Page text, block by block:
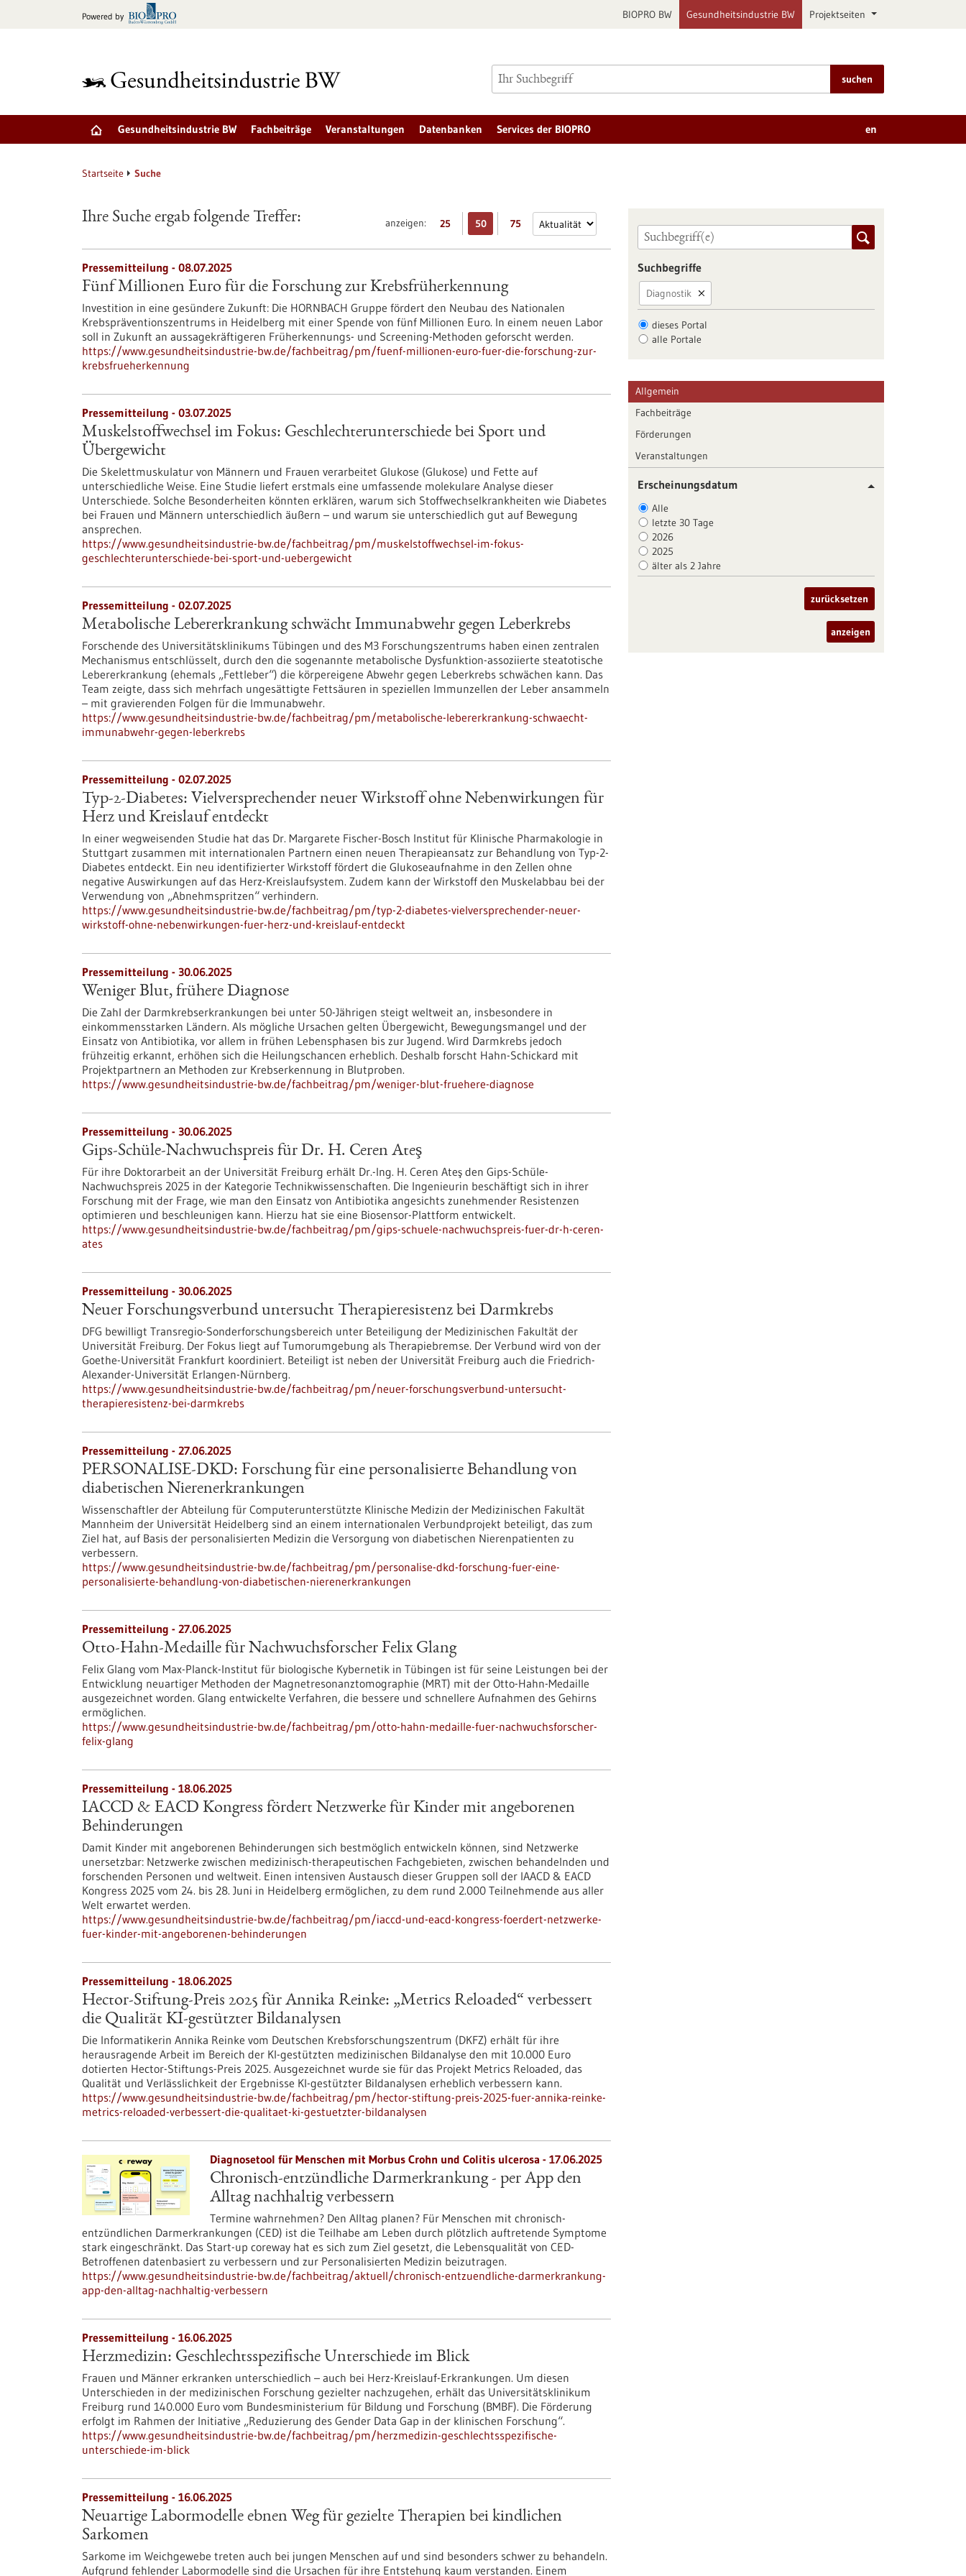
Powered by BIOPRO BW Gesundheitsindustrie BW Projektseiten
suchen
Gesundheitsindustrie BW Fachbeiträge Veranstaltungen Datenbanken Services der BIOPRO en
Startseite Suche
anzeigen: 25 50 75
Ihre Suche ergab folgende Treffer:
Pressemitteilung - 08.07.2025
Fünf Millionen Euro für die Forschung zur Krebsfrüherkennung
Investition in eine gesündere Zukunft: Die HORNBACH Gruppe fördert den Neubau des Nationalen
Krebspräventionszentrums in Heidelberg mit einer Spende von fünf Millionen Euro. In einem neuen Labor
soll in Zukunft an aussagekräftigeren Früherkennungs- und Screening-Methoden geforscht werden.
https://www.gesundheitsindustrie-bw.de/fachbeitrag/pm/fuenf-millionen-euro-fuer-die-forschung-zur-
krebsfrueherkennung
Pressemitteilung - 03.07.2025
Muskelstoffwechsel im Fokus: Geschlechterunterschiede bei Sport und
Übergewicht
Die Skelettmuskulatur von Männern und Frauen verarbeitet Glukose (Glukose) und Fette auf
unterschiedliche Weise. Eine Studie liefert erstmals eine umfassende molekulare Analyse dieser
Unterschiede. Solche Besonderheiten könnten erklären, warum sich Stoffwechselkrankheiten wie Diabetes
bei Frauen und Männern unterschiedlich äußern – und warum sie unterschiedlich gut auf Bewegung
ansprechen.
https://www.gesundheitsindustrie-bw.de/fachbeitrag/pm/muskelstoffwechsel-im-fokus-
geschlechterunterschiede-bei-sport-und-uebergewicht
Pressemitteilung - 02.07.2025
Metabolische Lebererkrankung schwächt Immunabwehr gegen Leberkrebs
Forschende des Universitätsklinikums Tübingen und des M3 Forschungszentrums haben einen zentralen
Mechanismus entschlüsselt, durch den die sogenannte metabolische Dysfunktion-assoziierte steatotische
Lebererkrankung (ehemals „Fettleber“) die körpereigene Abwehr gegen Leberkrebs schwächen kann. Das
Team zeigte, dass sich mehrfach ungesättigte Fettsäuren in speziellen Immunzellen der Leber ansammeln
– mit gravierenden Folgen für die Immunabwehr.
https://www.gesundheitsindustrie-bw.de/fachbeitrag/pm/metabolische-lebererkrankung-schwaecht-
immunabwehr-gegen-leberkrebs
Pressemitteilung - 02.07.2025
Typ-2-Diabetes: Vielversprechender neuer Wirkstoff ohne Nebenwirkungen für
Herz und Kreislauf entdeckt
In einer wegweisenden Studie hat das Dr. Margarete Fischer-Bosch Institut für Klinische Pharmakologie in
Stuttgart zusammen mit internationalen Partnern einen neuen Therapieansatz zur Behandlung von Typ-2-
Diabetes entdeckt. Ein neu identifizierter Wirkstoff fördert die Glukoseaufnahme in den Zellen ohne
negative Auswirkungen auf das Herz-Kreislaufsystem. Zudem kann der Wirkstoff den Muskelabbau bei der
Verwendung von „Abnehmspritzen“ verhindern.
https://www.gesundheitsindustrie-bw.de/fachbeitrag/pm/typ-2-diabetes-vielversprechender-neuer-
wirkstoff-ohne-nebenwirkungen-fuer-herz-und-kreislauf-entdeckt
Pressemitteilung - 30.06.2025
Weniger Blut, frühere Diagnose
Die Zahl der Darmkrebserkrankungen bei unter 50-Jährigen steigt weltweit an, insbesondere in
einkommensstarken Ländern. Als mögliche Ursachen gelten Übergewicht, Bewegungsmangel und der
Einsatz von Antibiotika, vor allem in frühen Lebensphasen bis zur Jugend. Wird Darmkrebs jedoch
frühzeitig erkannt, erhöhen sich die Heilungschancen erheblich. Deshalb forscht Hahn-Schickard mit
Projektpartnern an Methoden zur Krebserkennung in Blutproben.
https://www.gesundheitsindustrie-bw.de/fachbeitrag/pm/weniger-blut-fruehere-diagnose
Pressemitteilung - 30.06.2025
Gips-Schüle-Nachwuchspreis für Dr. H. Ceren Ateş
Für ihre Doktorarbeit an der Universität Freiburg erhält Dr.-Ing. H. Ceren Ateş den Gips-Schüle-
Nachwuchspreis 2025 in der Kategorie Technikwissenschaften. Die Ingenieurin beschäftigt sich in ihrer
Forschung mit der Frage, wie man den Einsatz von Antibiotika angesichts zunehmender Resistenzen
optimieren und beschleunigen kann. Hierzu hat sie eine Biosensor-Plattform entwickelt.
https://www.gesundheitsindustrie-bw.de/fachbeitrag/pm/gips-schuele-nachwuchspreis-fuer-dr-h-ceren-
ates
Pressemitteilung - 30.06.2025
Neuer Forschungsverbund untersucht Therapieresistenz bei Darmkrebs
DFG bewilligt Transregio-Sonderforschungsbereich unter Beteiligung der Medizinischen Fakultät der
Universität Freiburg. Der Fokus liegt auf Tumorumgebung als Therapiebremse. Der Verbund wird von der
Goethe-Universität Frankfurt koordiniert. Beteiligt ist neben der Universität Freiburg auch die Friedrich-
Alexander-Universität Erlangen-Nürnberg.
https://www.gesundheitsindustrie-bw.de/fachbeitrag/pm/neuer-forschungsverbund-untersucht-
therapieresistenz-bei-darmkrebs
Pressemitteilung - 27.06.2025
PERSONALISE-DKD: Forschung für eine personalisierte Behandlung von
diabetischen Nierenerkrankungen
Wissenschaftler der Abteilung für Computerunterstützte Klinische Medizin der Medizinischen Fakultät
Mannheim der Universität Heidelberg sind an einem internationalen Verbundprojekt beteiligt, das zum
Ziel hat, auf Basis der personalisierten Medizin die Versorgung von diabetischen Nierenpatienten zu
verbessern.
https://www.gesundheitsindustrie-bw.de/fachbeitrag/pm/personalise-dkd-forschung-fuer-eine-
personalisierte-behandlung-von-diabetischen-nierenerkrankungen
Pressemitteilung - 27.06.2025
Otto-Hahn-Medaille für Nachwuchsforscher Felix Glang
Felix Glang vom Max-Planck-Institut für biologische Kybernetik in Tübingen ist für seine Leistungen bei der
Entwicklung neuartiger Methoden der Magnetresonanztomographie (MRT) mit der Otto-Hahn-Medaille
ausgezeichnet worden. Glang entwickelte Verfahren, die bessere und schnellere Aufnahmen des Gehirns
ermöglichen.
https://www.gesundheitsindustrie-bw.de/fachbeitrag/pm/otto-hahn-medaille-fuer-nachwuchsforscher-
felix-glang
Pressemitteilung - 18.06.2025
IACCD & EACD Kongress fördert Netzwerke für Kinder mit angeborenen
Behinderungen
Damit Kinder mit angeborenen Behinderungen sich bestmöglich entwickeln können, sind Netzwerke
unersetzbar: Netzwerke zwischen medizinisch-therapeutischen Fachgebieten, zwischen behandelnden und
forschenden Personen und weltweit. Einen intensiven Austausch dieser Gruppen soll der IAACD & EACD
Kongress 2025 vom 24. bis 28. Juni in Heidelberg ermöglichen, zu dem rund 2.000 Teilnehmende aus aller
Welt erwartet werden.
https://www.gesundheitsindustrie-bw.de/fachbeitrag/pm/iaccd-und-eacd-kongress-foerdert-netzwerke-
fuer-kinder-mit-angeborenen-behinderungen
Pressemitteilung - 18.06.2025
Hector-Stiftung-Preis 2025 für Annika Reinke: „Metrics Reloaded“ verbessert
die Qualität KI-gestützter Bildanalysen
Die Informatikerin Annika Reinke vom Deutschen Krebsforschungszentrum (DKFZ) erhält für ihre
herausragende Arbeit im Bereich der KI-gestützten medizinischen Bildanalyse den mit 10.000 Euro
dotierten Hector-Stiftungs-Preis 2025. Ausgezeichnet wurde sie für das Projekt Metrics Reloaded, das
Qualität und Verlässlichkeit der Ergebnisse KI-gestützter Bildanalysen erheblich verbessern kann.
https://www.gesundheitsindustrie-bw.de/fachbeitrag/pm/hector-stiftung-preis-2025-fuer-annika-reinke-
metrics-reloaded-verbessert-die-qualitaet-ki-gestuetzter-bildanalysen
Diagnosetool für Menschen mit Morbus Crohn und Colitis ulcerosa - 17.06.2025
Chronisch-entzündliche Darmerkrankung - per App den
Alltag nachhaltig verbessern
Termine wahrnehmen? Den Alltag planen? Für Menschen mit chronisch-
entzündlichen Darmerkrankungen (CED) ist die Teilhabe am Leben durch plötzlich auftretende Symptome
stark eingeschränkt. Das Start-up coreway hat es sich zum Ziel gesetzt, die Lebensqualität von CED-
Betroffenen datenbasiert zu verbessern und zur Personalisierten Medizin beizutragen.
https://www.gesundheitsindustrie-bw.de/fachbeitrag/aktuell/chronisch-entzuendliche-darmerkrankung-
app-den-alltag-nachhaltig-verbessern
Pressemitteilung - 16.06.2025
Herzmedizin: Geschlechtsspezifische Unterschiede im Blick
Frauen und Männer erkranken unterschiedlich – auch bei Herz-Kreislauf-Erkrankungen. Um diesen
Unterschieden in der medizinischen Forschung gezielter nachzugehen, erhält das Universitätsklinikum
Freiburg rund 140.000 Euro vom Bundesministerium für Bildung und Forschung (BMBF). Die Förderung
erfolgt im Rahmen der Initiative „Reduzierung des Gender Data Gap in der klinischen Forschung“.
https://www.gesundheitsindustrie-bw.de/fachbeitrag/pm/herzmedizin-geschlechtsspezifische-
unterschiede-im-blick
Pressemitteilung - 16.06.2025
Neuartige Labormodelle ebnen Weg für gezielte Therapien bei kindlichen
Sarkomen
Sarkome im Weichgewebe treten auch bei jungen Menschen auf und sind besonders schwer zu behandeln.
Aufgrund fehlender Labormodelle sind die Ursachen für ihre Entstehung kaum verstanden. Einem
Suchbegriffe
Diagnostik
dieses Portal
alle Portale
Allgemein
Fachbeiträge
Förderungen
Veranstaltungen
Erscheinungsdatum
Alle
letzte 30 Tage
2026
2025
älter als 2 Jahre
zurücksetzen
anzeigen